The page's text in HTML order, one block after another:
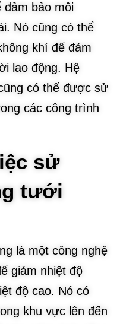
đảm bảo môi
Nó cũng có thể
khí để đảm
lao động. Hệ
có thể được sử
các công trình
sử
tưới
là một công nghệ
giảm nhiệt độ
độ cao. Nó có
khu vực lên đến